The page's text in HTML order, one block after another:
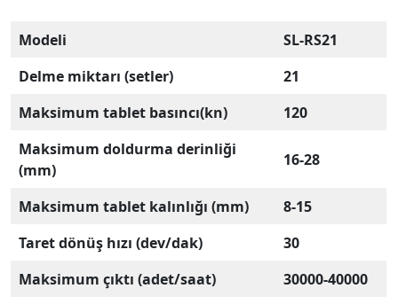
Modeli
SL-RS21
Delme miktarı (setler)
21
Maksimum tablet basıncı(kn)
120
Maksimum doldurma derinliği
(mm)
16-28
Maksimum tablet kalınlığı (mm)
8-15
Taret dönüş hızı (dev/dak)
30
Maksimum çıktı (adet/saat)
30000-40000